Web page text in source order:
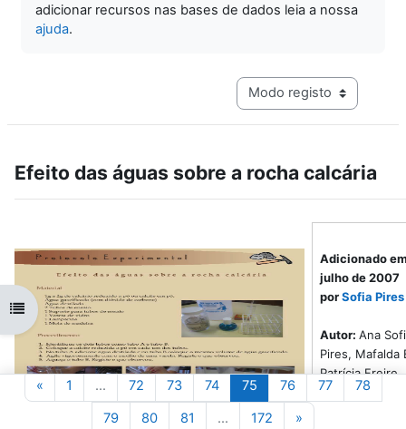
Abrir índice da disciplina
adicionar recursos nas bases de dados leia a nossa
ajuda.
Navegação terciária do
Efeito das águas sobre a rocha calcária
Adicionado
julho de 2007
porSofia Pires
Autor: Ana
Pires, Mafalda
Patrícia Freire
«Página anterior
1 Página 1
… 72Página 72
73Página 73
74Página 74
75Página 75
76Página 76
77Página 77
78
79Página 79
80Página 80
81 Página 81
… 172Página 172
»Página seguinte